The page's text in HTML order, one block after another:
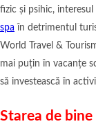
fizic și psihic,
spa în detrimentul
World Travel &
mai puțin în vacanțe
să investească în
Starea de